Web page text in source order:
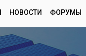
НОВОСТИ ФОРУМЫ